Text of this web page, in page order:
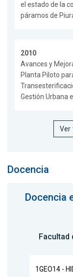
el estado de la
páramos de
2010
Avances y
Planta Piloto
Gestión Urbana
Ver
Docencia
Docencia
Facultad
1GEO14 -